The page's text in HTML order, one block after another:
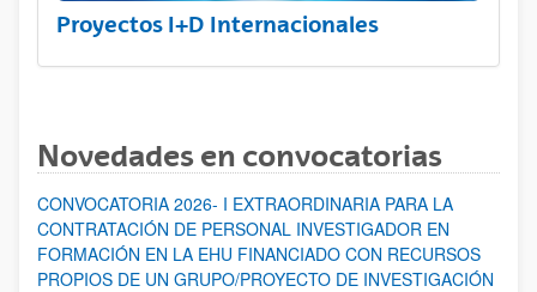
Proyectos I+D Internacionales
Novedades en convocatorias
CONVOCATORIA 2026- I EXTRAORDINARIA PARA LA
CONTRATACIÓN DE PERSONAL INVESTIGADOR EN
FORMACIÓN EN LA EHU FINANCIADO CON RECURSOS
PROPIOS DE UN GRUPO/PROYECTO DE INVESTIGACIÓN